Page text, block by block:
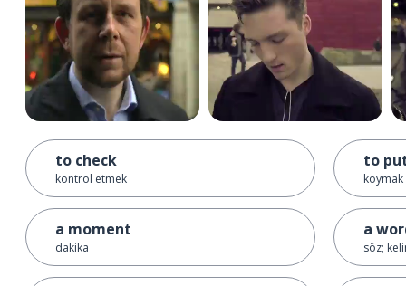
to check
kontrol etmek
a moment
dakika
to
koymak
a
söz;